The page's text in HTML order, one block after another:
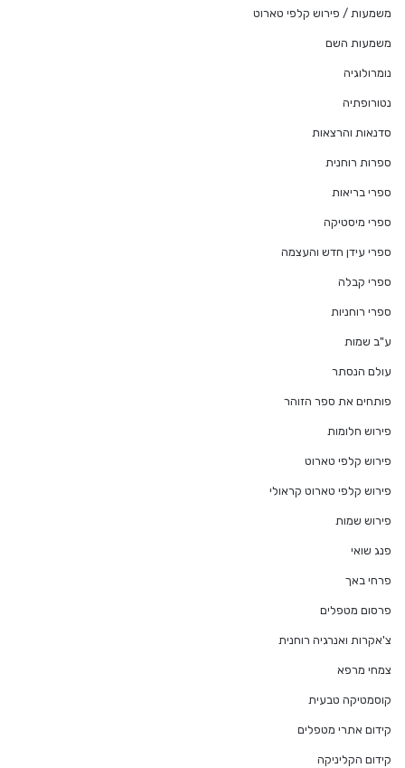
משמעות / פירוש קלפי טארוט
משמעות השם
נומרולוגיה
נטורופתיה
סדנאות והרצאות
ספרות רוחנית
ספרי בריאות
ספרי מיסטיקה
ספרי עידן חדש והעצמה
ספרי קבלה
ספרי רוחניות
ע"ב שמות
עולם הנסתר
פותחים את ספר הזוהר
פירוש חלומות
פירוש קלפי טארוט
פירוש קלפי טארוט קראולי
פירוש שמות
פנג שואי
פרחי באך
פרסום מטפלים
צ'אקרות ואנרגיה רוחנית
צמחי מרפא
קוסמטיקה טבעית
קידום אתרי מטפלים
קידום הקליניקה